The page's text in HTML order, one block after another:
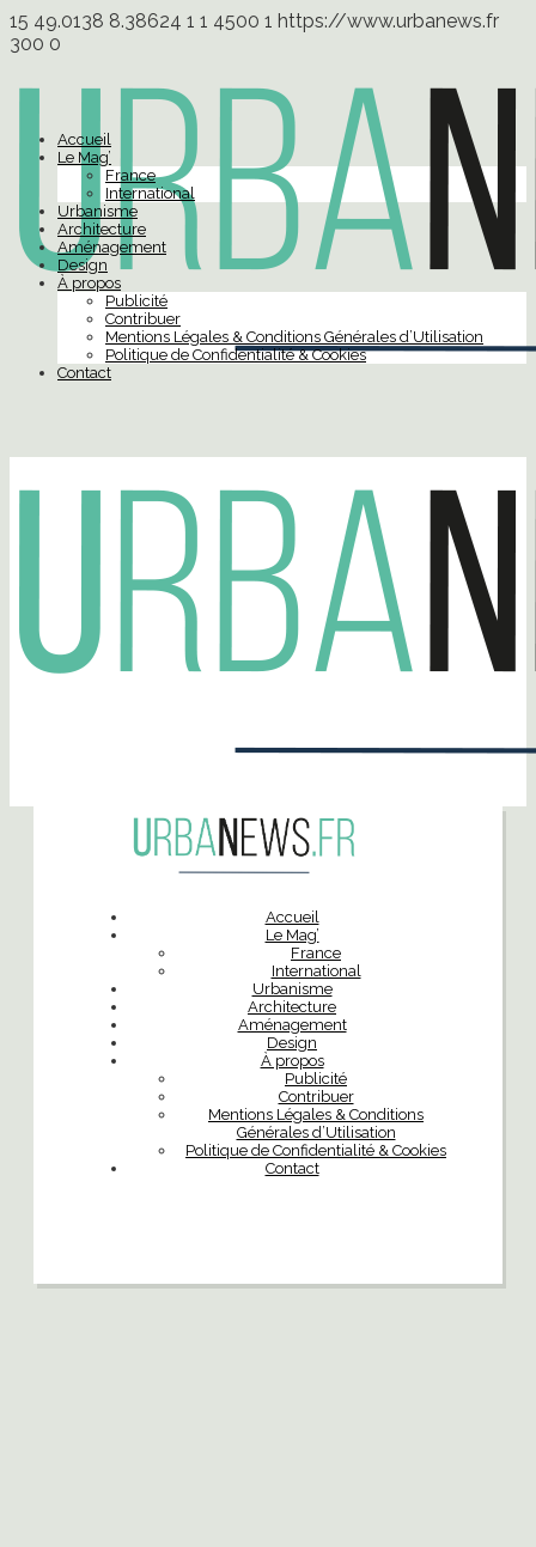
15 49.0138 8.38624 1 1 4500 1 https://www.urbanews.fr
300 0
Accueil
Le Mag’
France
International
Urbanisme
Architecture
Aménagement
Design
À propos
Publicité
Contribuer
Mentions Légales & Conditions Générales d’Utilisation
Politique de Confidentialité & Cookies
Contact
Accueil
Le Mag’
France
International
Urbanisme
Architecture
Aménagement
Design
À propos
Publicité
Contribuer
Mentions Légales & Conditions
Générales d’Utilisation
Politique de Confidentialité & Cookies
Contact